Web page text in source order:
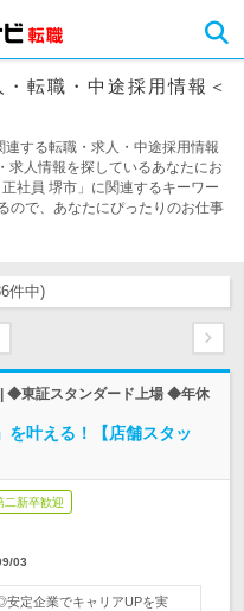
転職・中途採用情報＜
する転職・求人・中途採用情報
求人情報を探しているあなたにお
社員 堺市」に関連するキーワー
ので、あなたにぴったりのお仕事
件中)
◆東証スタンダード上場 ◆年休
を叶える！【店舗スタッ
二新卒歓迎
03
安定企業でキャリアUPを実